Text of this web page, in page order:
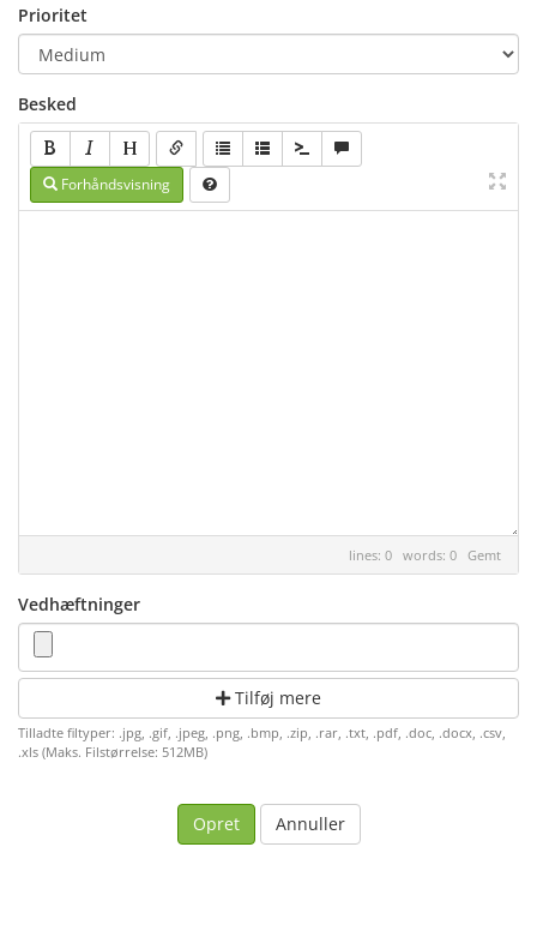
Prioritet
Besked
Forhåndsvisning
lines: 0 words: 0 Gemt
Vedhæftninger
Tilføj mere
Tilladte filtyper: .jpg, .gif, .jpeg, .png, .bmp, .zip, .rar, .txt, .pdf, .doc, .docx, .csv,
.xls (Maks. Filstørrelse: 512MB)
Annuller